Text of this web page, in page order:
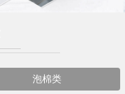
泡棉类